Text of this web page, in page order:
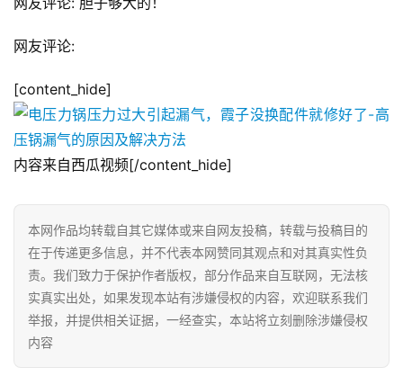
店
运
营
跨
境
电
商
网友评论:
[content_hide]
内容来自西瓜视频[/content_hide]
本网作品均转载自其它媒体或来自网友投稿，转载与投稿目的
在于传递更多信息，并不代表本网赞同其观点和对其真实性负
责。我们致力于保护作者版权，部分作品来自互联网，无法核
实真实出处，如果发现本站有涉嫌侵权的内容，欢迎联系我们
举报，并提供相关证据，一经查实，本站将立刻删除涉嫌侵权
内容